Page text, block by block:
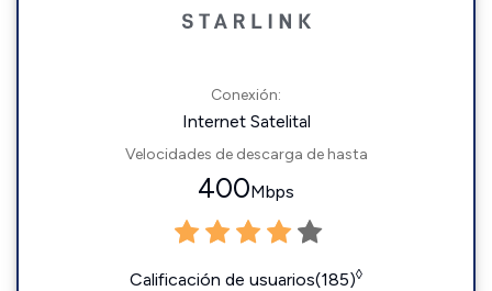
Conexión:
Internet Satelital
Velocidades de descarga de hasta
400Mbps
Calificación de usuarios(185)◊